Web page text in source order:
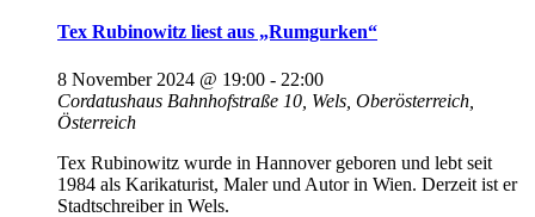
Tex Rubinowitz liest aus „Rumgurken“
8 November 2024 @ 19:00 - 22:00
Cordatushaus Bahnhofstraße 10, Wels, Oberösterreich,
Österreich
Tex Rubinowitz wurde in Hannover geboren und lebt seit
1984 als Karikaturist, Maler und Autor in Wien. Derzeit ist er
Stadtschreiber in Wels.